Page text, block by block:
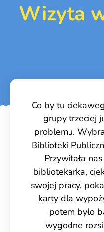
Wizyta
Co by tu
grupy trzeciej
problemu.
Biblioteki
Przywitała
bibliotekarka,
swojej pracy,
karty dla
potem było
wygodne